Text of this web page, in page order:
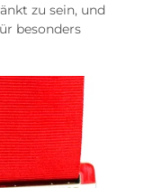
zu sein, und
besonders